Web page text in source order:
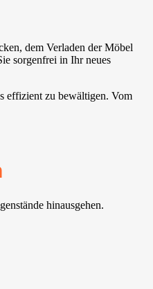
dem Verladen der Möbel
sorgenfrei in Ihr neues
effizient zu bewältigen. Vom
hinausgehen.